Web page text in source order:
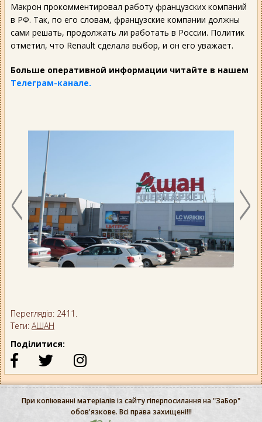
Макрон прокомментировал работу французских компаний
в РФ. Так, по его словам, французские компании должны
сами решать, продолжать ли работать в России. Политик
отметил, что Renault сделала выбор, и он его уважает.
Больше оперативной информации читайте в нашем
Телеграм-канале.
Переглядів: 2411.
Теги: АШАН
Поділитися:
При копіюванні матеріалів із сайту гіперпосилання на "ЗаБор"
обов'язкове. Всі права захищені!!!